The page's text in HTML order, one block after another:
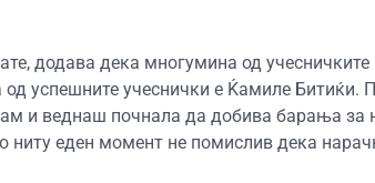
додава дека многумина од
успешните учеснички е Ќамиле Битиќи.
и веднаш почнала да добива барања
ниту еден момент не помислив дека